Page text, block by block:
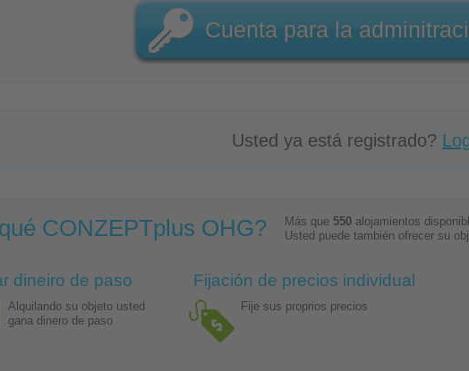
Cuenta para la
Usted ya está registrado?
CONZEPTplus OHG? Más que 550 alojamientos
Usted puede también ofrecer su
dineiro de paso
Alquilando su objeto usted
gana dinero de paso
Fijación de precios individual
Fije sus proprios precios